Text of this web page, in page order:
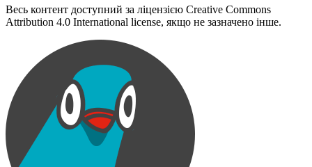
Весь контент доступний за ліцензією Creative Commons
Attribution 4.0 International license, якщо не зазначено інше.